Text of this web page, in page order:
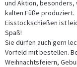
und Aktion, besonders,
kalten Füße produziert.
Eisstockschießen ist
Spaß!
Sie dürfen auch gern
Vorfeld mit bestellen.
Weihnachtsfeiern,